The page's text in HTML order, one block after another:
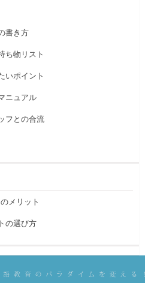
書き方
ち物リスト
いポイント
ニュアル
フとの合流
メリット
の選び方